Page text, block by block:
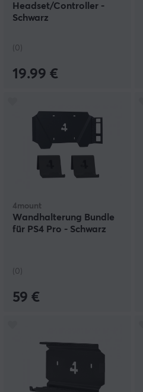
Headset/Controller -
Schwarz
(0)
19.99 €
4mount
Wandhalterung Bundle
für PS4 Pro - Schwarz
(0)
59 €